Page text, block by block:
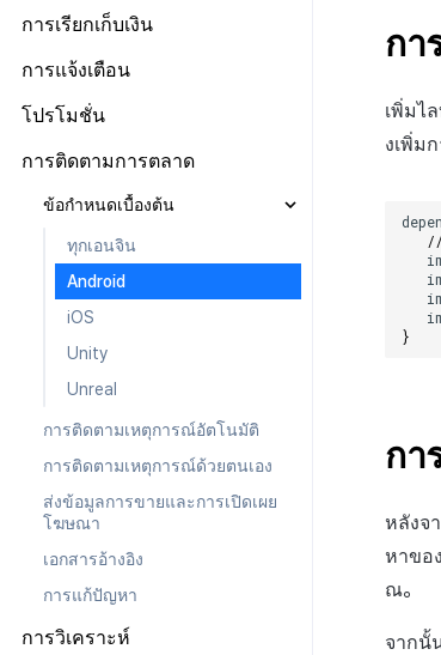
Cocos2d-x
Unity
iOS
Cocos2d-x
Unreal Engine 5
Android
iOS
Unreal Engine 4
Unreal Engine 5
Cocos2d-x
Unity
iOS
Cocos2d-x
Unreal Engine 5
ตลาด
iOS
Cocos2d-x
Unity
Unreal Engine 4
Android
iOS
Cocos2d-x
Unreal Engine 5
การพัฒนาแอป
การสร้างแอป
Android
Unity iOS
Unity Windows
แอปบริการ
Unity
Unreal
ข้อกำหนดเบื้องต้น
iOS
Unity
Unreal
เชื่อมโยง Idp
ส่งเสริมการเชื่อมโยงบัญชีกับเกม
ยืนยันว่าเป็นผู้ใหญ่
การเรียกเก็บเงิน
ข้อกำหนดเบื้องต้น
Android
Unity
Unreal
การเริ่มต้น IAP v4
การตรวจสอบใบเสร็จ
IAP โปรโมชั่น
ระบบการชำระเงินแบบสมัคร
สมาชิก
การชำระเงิน PG
การแจ้งเตือน
ข้อกำหนดเบื้องต้น
Unity
Unreal
การส่งการแจ้งเตือนแบบท้องถิ่น
ขั้นสูง
โปรโมชั่น
ข้อกำหนดเบื้องต้น
ทุกเอนจิน
iOS
Unity
แสดงแบนเนอร์ระหว่างหน้า
รีวิว/ป๊อปอัพออก
ป้ายโปรโมชั่น
การได้มาซึ่งผู้ใช้ (UA)
การติดตามการตลาด
ข้อกำหนดเบื้องต้น
ทุกเอนจิน
Android
iOS
Unity
Unreal
การติดตามเหตุการณ์อัตโนมัติ
การติดตามเหตุการณ์ด้วยตนเอง
ส่งข้อมูลการขายและการเปิดเผย
โฆษณา
เอกสารอ้างอิง
การแก้ปัญหา
การวิเคราะห์
กา
เพิ่มไ
งเพิ่ม
}
กา
หลังจ
หาขอ
ณ。
จากนั้